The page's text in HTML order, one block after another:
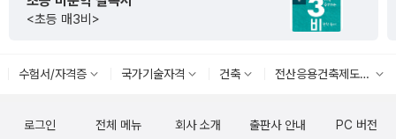
<초등 매3비>
수험서/자격증 국가기술자격 건축 전산응용건축제도기능사
로그인 전체 메뉴 회사 소개 출판사 안내 PC 버전